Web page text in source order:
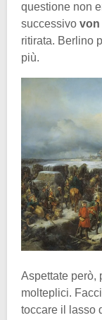
questione non
successivo von
ritirata. Berlino
più.
Aspettate però,
molteplici.
toccare il lasso